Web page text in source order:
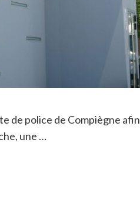
de police de Compiègne afin
une …